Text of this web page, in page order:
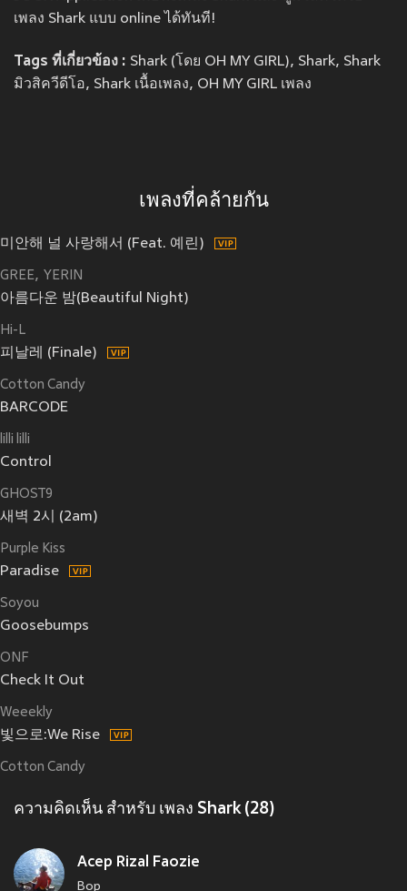
เพลง Shark แบบ online ได้ทันที!
Tags ที่เกี่ยวข้อง : Shark (โดย OH MY GIRL), Shark, Shark
มิวสิควีดีโอ, Shark เนื้อเพลง, OH MY GIRL เพลง
เพลงที่คล้ายกัน
미안해 널 사랑해서 (Feat. 예린)
GREE YERIN
아름다운 밤(Beautiful Night)
Hi-L
피날레 (Finale)
Cotton Candy
BARCODE
lilli lilli
Control
GHOST9
새벽 2시 (2am)
Purple Kiss
Paradise
Soyou
Goosebumps
ONF
Check It Out
Weeekly
빛으로:We Rise
Cotton Candy
ความคิดเห็น สำหรับ เพลง Shark (28)
Acep Rizal Faozie
Bop